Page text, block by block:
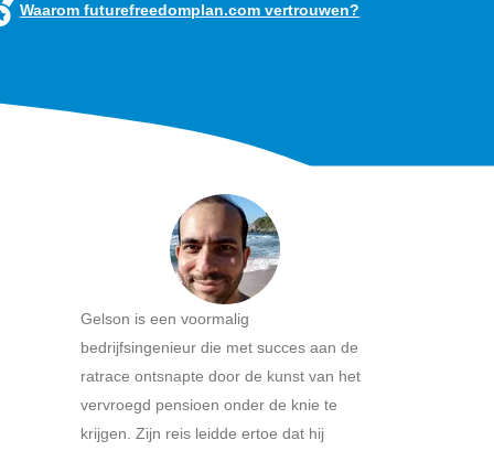
Waarom futurefreedomplan.com vertrouwen?
Gelson is een voormalig
bedrijfsingenieur die met succes aan de
ratrace ontsnapte door de kunst van het
vervroegd pensioen onder de knie te
krijgen. Zijn reis leidde ertoe dat hij